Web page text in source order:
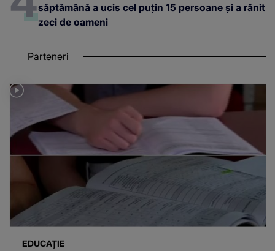
săptămână a ucis cel puțin 15 persoane și a rănit
zeci de oameni
Parteneri
EDUCAȚIE